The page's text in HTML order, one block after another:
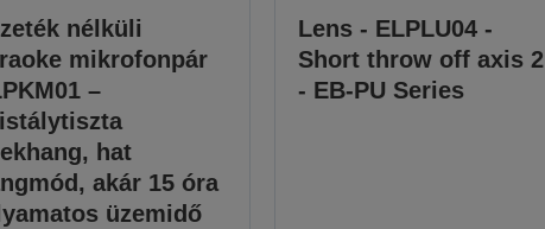
nélküli
mikrofonpár
–
hat
akár 15 óra
üzemidő
Lens - ELPLU04 -
Short throw off axis 2
- EB-PU Series